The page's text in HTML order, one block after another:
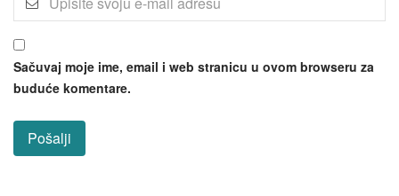
Sačuvaj moje ime, email i web stranicu u ovom browseru za
buduće komentare.